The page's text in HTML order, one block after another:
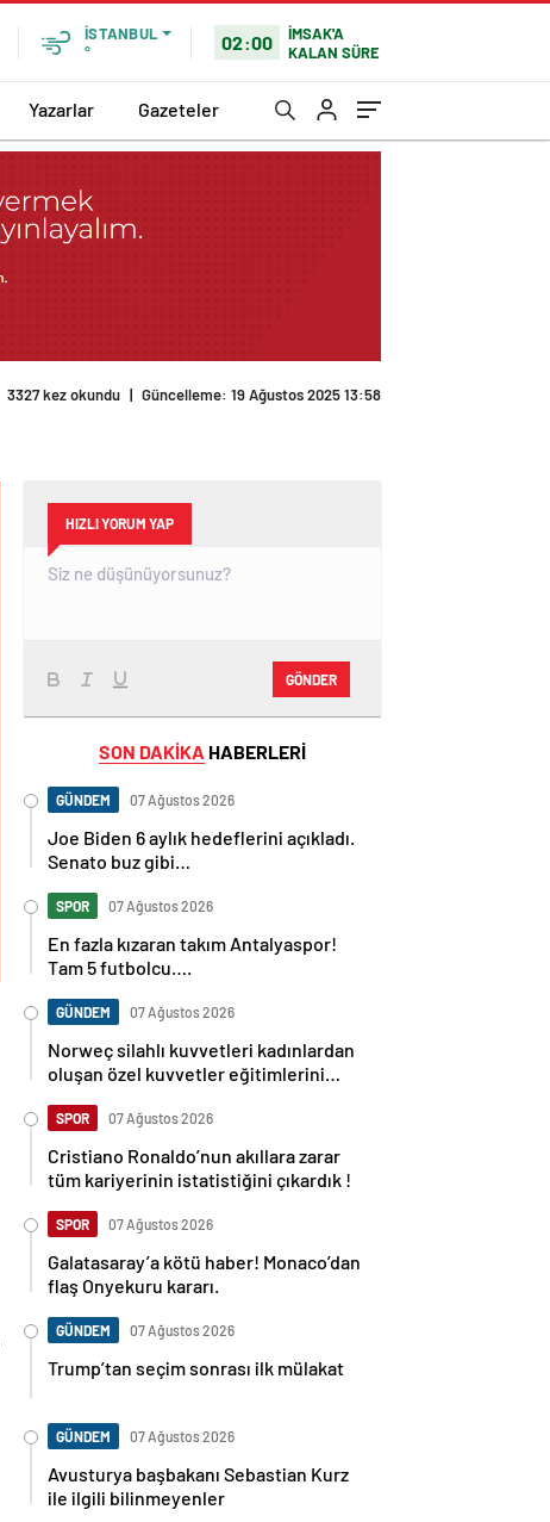
İSTANBUL
°
02:00
İMSAK'A
KALAN SÜRE
Yazarlar Gazeteler
3327 kez okundu | Güncelleme: 19 Ağustos 2025 13:58
HIZLI YORUM YAP
GÖNDER
SON DAKİKA HABERLERİ
GÜNDEM 07 Ağustos 2026
Joe Biden 6 aylık hedeflerini açıkladı.
Senato buz gibi…
SPOR 07 Ağustos 2026
En fazla kızaran takım Antalyaspor!
Tam 5 futbolcu….
GÜNDEM 07 Ağustos 2026
Norweç silahlı kuvvetleri kadınlardan
oluşan özel kuvvetler eğitimlerini
SPOR 07 Ağustos 2026
Cristiano Ronaldo’nun akıllara zarar
tüm kariyerinin istatistiğini çıkardık !
SPOR 07 Ağustos 2026
Galatasaray’a kötü haber! Monaco’dan
flaş Onyekuru kararı.
GÜNDEM 07 Ağustos 2026
Trump’tan seçim sonrası ilk mülakat
GÜNDEM 07 Ağustos 2026
Avusturya başbakanı Sebastian Kurz
ile ilgili bilinmeyenler